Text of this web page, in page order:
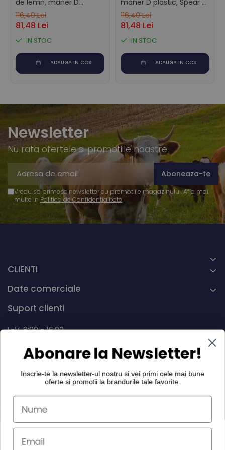
plastic, Spear & Jackson
Elements
116,40 Lei
81,48 Lei
IN STOC
ADAUGA IN COS
Jackson Elements
116,40 Lei
81,48 Lei
IN STOC
ADAUGA IN COS
Newsletter
Nu rata ofertele si promotiile noastre
Vreau sa primesc newsletter cu promotiile magazinului. Afla mai
multe in Politica de Confidentialitate
CLIENTI
Date comerciale
Suport clienti
L-V, 8:00 - 16:00
0742 268.889
info@dairymax.ro
©Copyright Dairy MAX International SRL 2026
Abonare la Newsletter!
Inscrie-te la newsletter-ul nostru si vei primi cele mai bune
oferte si promotii la brandurile tale favorite.